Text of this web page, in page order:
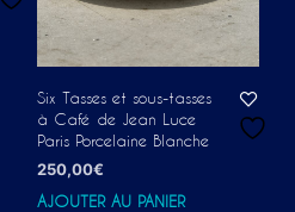
Six Tasses et sous-tasses
à Café de Jean Luce
Paris Porcelaine Blanche
250,00€
AJOUTER AU PANIER